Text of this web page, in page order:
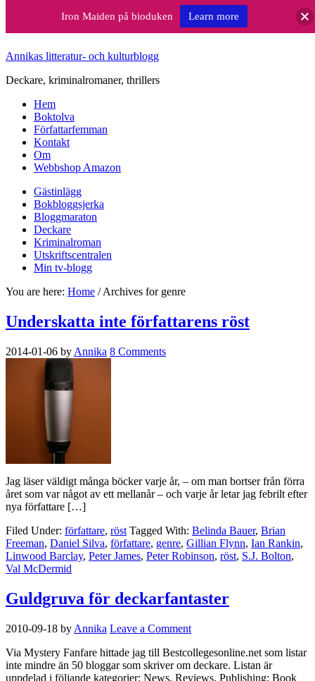
Annikas litteratur- och kulturblogg
Deckare, kriminalromaner, thrillers
Hem
Boktolva
Författarfemman
Kontakt
Om
Webbshop Amazon
Gästinlägg
Bokbloggsjerka
Bloggmaraton
Deckare
Kriminalroman
Utskriftscentralen
Min tv-blogg
You are here: Home /Archives for genre
Underskatta inte författarens röst
2014-01-06 by Annika 8 Comments
Jag läser väldigt många böcker varje år, – om man bortser från förra
året som var något av ett mellanår – och varje år letar jag febrilt efter
nya författare […]
Filed Under: författare, röst Tagged With: Belinda Bauer, Brian
Freeman, Daniel Silva, författare, genre, Gillian Flynn, Ian Rankin,
Linwood Barclay, Peter James, Peter Robinson, röst, S.J. Bolton,
Val McDermid
Guldgruva för deckarfantaster
2010-09-18 by Annika Leave a Comment
Via Mystery Fanfare hittade jag till Bestcollegesonline.net som listar
inte mindre än 50 bloggar som skriver om deckare. Listan är
uppdelad i följande kategorier: News, Reviews, Publishing; Book
Iron Maiden på bioduken Learn more